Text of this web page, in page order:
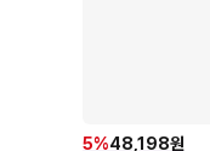
5%48,198원